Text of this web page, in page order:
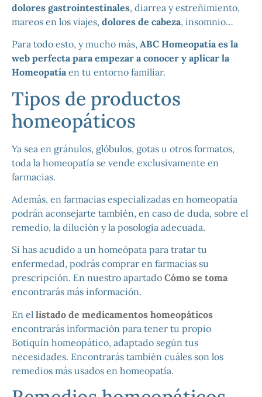
dolores gastrointestinales, diarrea y estreñimiento,
mareos en los viajes, dolores de cabeza, insomnio…
Para todo esto, y mucho más, ABC Homeopatía es la
web perfecta para empezar a conocer y aplicar la
Homeopatíaen tu entorno familiar.
Tipos de productos
homeopáticos
Ya sea en gránulos, glóbulos, gotas u otros formatos,
toda la homeopatía se vende exclusivamente en
farmacias.
Además, en farmacias especializadas en homeopatía
podrán aconsejarte también, en caso de duda, sobre el
remedio, la dilución y la posología adecuada.
Si has acudido a un homeópata para tratar tu
enfermedad, podrás comprar en farmacias su
prescripción. En nuestro apartado Cómo se toma
encontrarás más información.
En el listado de medicamentos homeopáticos
encontrarás información para tener tu propio
Botiquín homeopático, adaptado según tus
necesidades. Encontrarás también cuáles son los
remedios más usados en homeopatía.